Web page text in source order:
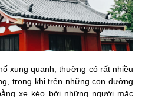
xung quanh, thường có rất nhiều
trong khi trên những con đường
xe kéo bởi những người mặc